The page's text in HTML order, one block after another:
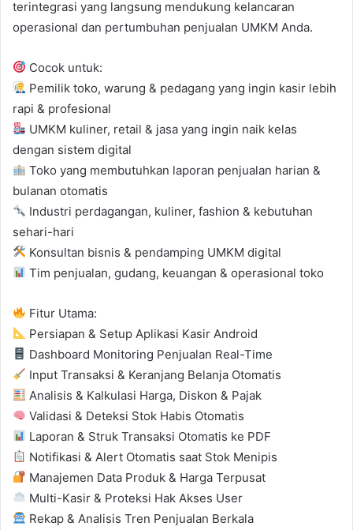
terintegrasi yang langsung mendukung kelancaran
operasional dan pertumbuhan penjualan UMKM Anda.
Cocok untuk:
Pemilik toko, warung & pedagang yang ingin kasir lebih
rapi & profesional
UMKM kuliner, retail & jasa yang ingin naik kelas
dengan sistem digital
Toko yang membutuhkan laporan penjualan harian &
bulanan otomatis
Industri perdagangan, kuliner, fashion & kebutuhan
sehari-hari
Konsultan bisnis & pendamping UMKM digital
Tim penjualan, gudang, keuangan & operasional toko
Fitur Utama:
Persiapan & Setup Aplikasi Kasir Android
Dashboard Monitoring Penjualan Real-Time
Input Transaksi & Keranjang Belanja Otomatis
Analisis & Kalkulasi Harga, Diskon & Pajak
Validasi & Deteksi Stok Habis Otomatis
Laporan & Struk Transaksi Otomatis ke PDF
Notifikasi & Alert Otomatis saat Stok Menipis
Manajemen Data Produk & Harga Terpusat
Multi-Kasir & Proteksi Hak Akses User
Rekap & Analisis Tren Penjualan Berkala